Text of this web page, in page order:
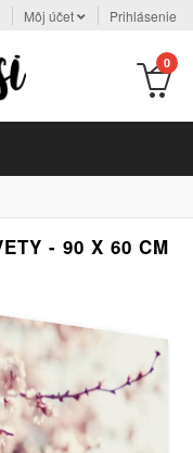
Môj účet Prihlásenie
0
- 90 X 60 CM